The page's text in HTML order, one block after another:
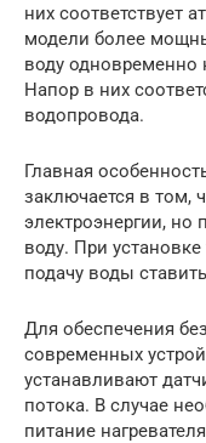
них соответствует
модели более
воду одновременно
Напор в них
водопровода.
Главная
заключается в том,
электроэнергии, но
воду. При
подачу воды
Для обеспечения
современных
устанавливают
потока. В случае
питание